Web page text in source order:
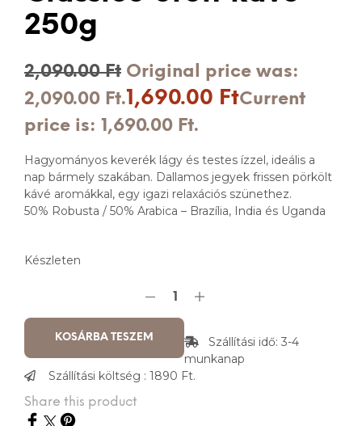
250g
2,090.00Ft Original price was:
2,090.00 Ft.1,690.00 FtCurrent
price is: 1,690.00 Ft.
Hagyományos keverék lágy és testes ízzel, ideális a
nap bármely szakában. Dallamos jegyek frissen pörkölt
kávé aromákkal, egy igazi relaxációs szünethez.
50% Robusta / 50% Arabica – Brazília, India és Uganda
Készleten
KOSÁRBA TESZEM
Szállítási idő: 3-4
munkanap
Szállítási költség : 1890 Ft.
Share this product